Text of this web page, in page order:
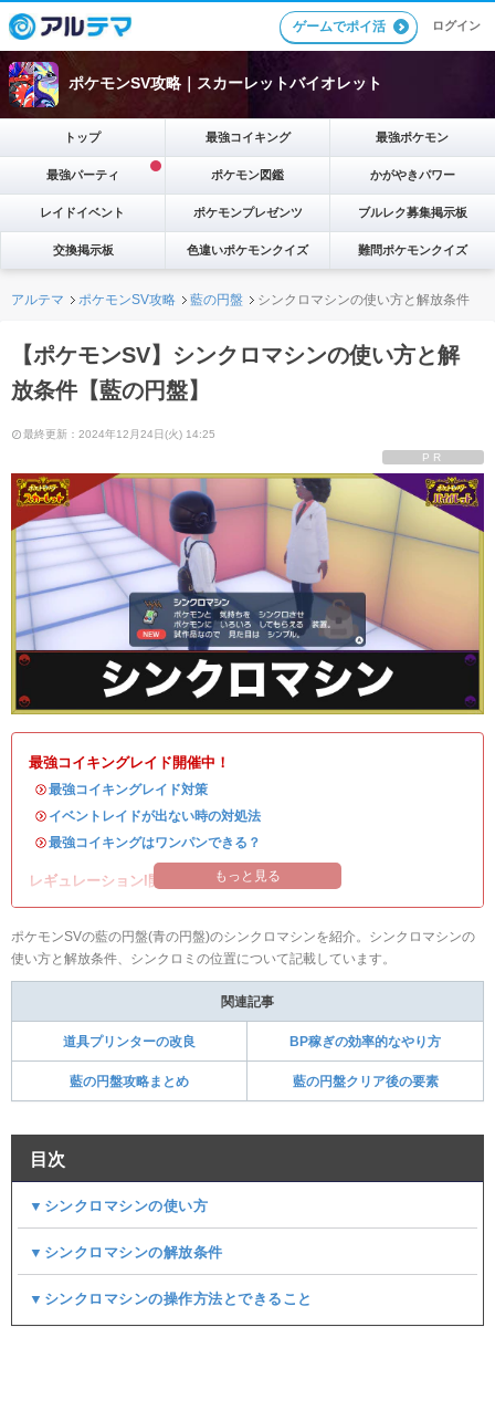
ゲームでポイ活 ログイン
ポケモンSV攻略｜スカーレットバイオレット
トップ 最強コイキング 最強ポケモン
最強パーティ ポケモン図鑑 かがやきパワー
レイドイベント ポケモンプレゼンツ ブルレク募集掲示板
交換掲示板 色違いポケモンクイズ 難問ポケモンクイズ
アルテマ ポケモンSV攻略 藍の円盤 シンクロマシンの使い方と解放条件
【ポケモンSV】シンクロマシンの使い方と解
放条件【藍の円盤】
最終更新：2024年12月24日(火) 14:25
PR
最強コイキングレイド開催中！
・最強コイキングレイド対策
・ イベントレイドが出ない時の対処法
・最強コイキングはワンパンできる？
レギュレーションI開催中！ もっと見る
ポケモンSVの藍の円盤(青の円盤)のシンクロマシンを紹介。シンクロマシンの
使い方と解放条件、シンクロミの位置について記載しています。
関連記事
道具プリンターの改良 BP稼ぎの効率的なやり方
藍の円盤攻略まとめ 藍の円盤クリア後の要素
目次
▼シンクロマシンの使い方
▼シンクロマシンの解放条件
▼シンクロマシンの操作方法とできること